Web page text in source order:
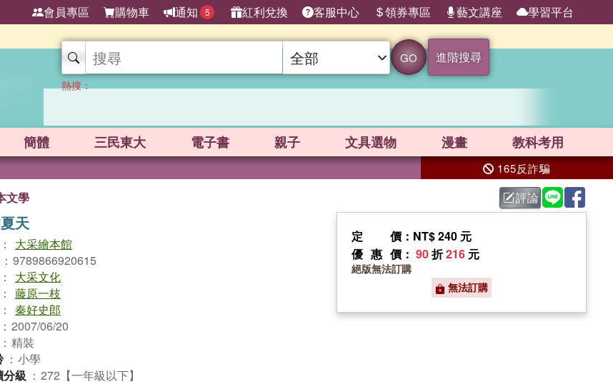
會員專區 購物車 通知 5 紅利兌換 客服中心 領券專區 藝文講座 學習平台
GO 進階搜尋
熱搜：
簡體 三民東大 電子書 親子 文具選物 漫畫 教科考用
165反詐騙
文學 評論
天
：
大采繪本館
： 9789866920615
：
大采文化
： 藤原一枝
： 秦好史郎
： 2007/06/20
： 精裝
： 小學
級 ： 272【一年級以下】
定價 ：NT$ 240 元
優惠價 ： 90折216 元
絕版無法訂購
無法訂購